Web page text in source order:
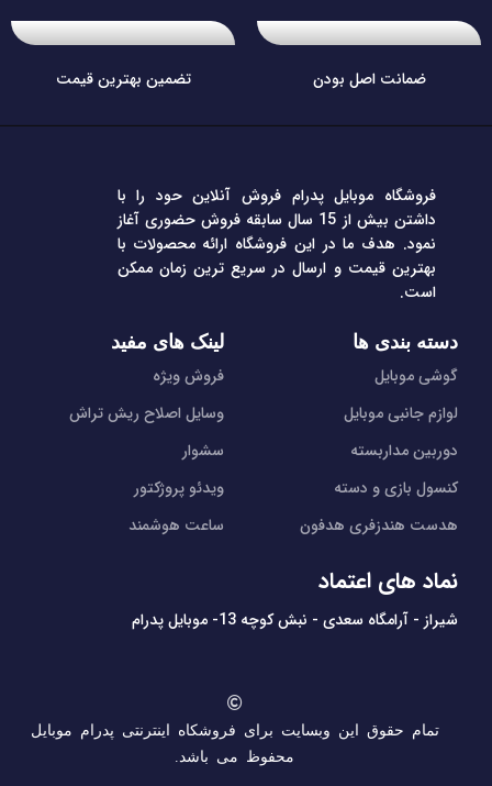
ضمانت اصل بودن تضمین بهترین قیمت
فروشگاه موبایل پدرام فروش آنلاین حود را با
داشتن بیش از 15 سال سابقه فروش حضوری آغاز
نمود. هدف ما در این فروشگاه ارائه محصولات با
بهترین قیمت و ارسال در سریع ترین زمان ممکن
است.
دسته بندی ها
گوشی موبایل
لوازم جانبی موبایل
دوربین مداربسته
کنسول بازی و دسته
هدست هندزفری هدفون
لینک های مفید
فروش ویژه
وسایل اصلاح ریش تراش
سشوار
ویدئو پروژکتور
ساعت هوشمند
نماد های اعتماد
شیراز - آرامگاه سعدی - نبش کوچه 13- موبایل پدرام
تمام حقوق این وبسایت برای فروشکاه اینترنتی پدرام موبایل
محفوظ می باشد.